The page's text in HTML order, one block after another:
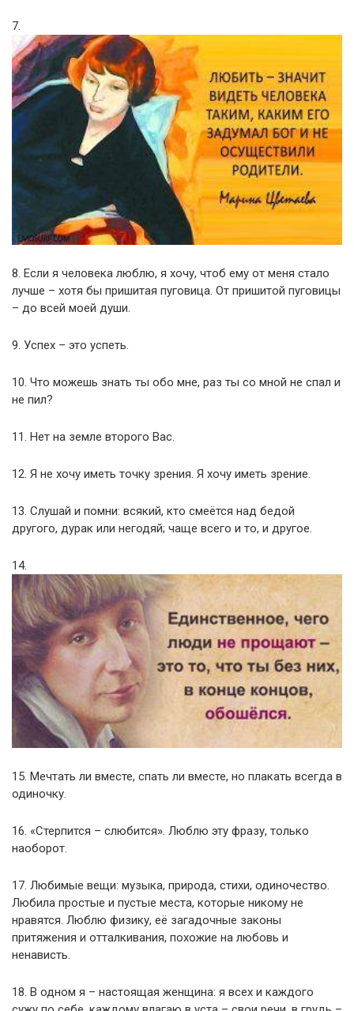
7.
8. Если я человека люблю, я хочу, чтоб ему от меня стало
лучше – хотя бы пришитая пуговица. От пришитой пуговицы
– до всей моей души.
9. Успех – это успеть.
10. Что можешь знать ты обо мне, раз ты со мной не спал и
не пил?
11. Нет на земле второго Вас.
12. Я не хочу иметь точку зрения. Я хочу иметь зрение.
13. Слушай и помни: всякий, кто смеётся над бедой
другого, дурак или негодяй; чаще всего и то, и другое.
14.
15. Мечтать ли вместе, спать ли вместе, но плакать всегда в
одиночку.
16. «Стерпится – слюбится». Люблю эту фразу, только
наоборот.
17. Любимые вещи: музыка, природа, стихи, одиночество.
Любила простые и пустые места, которые никому не
нравятся. Люблю физику, её загадочные законы
притяжения и отталкивания, похожие на любовь и
ненависть.
18. В одном я – настоящая женщина: я всех и каждого